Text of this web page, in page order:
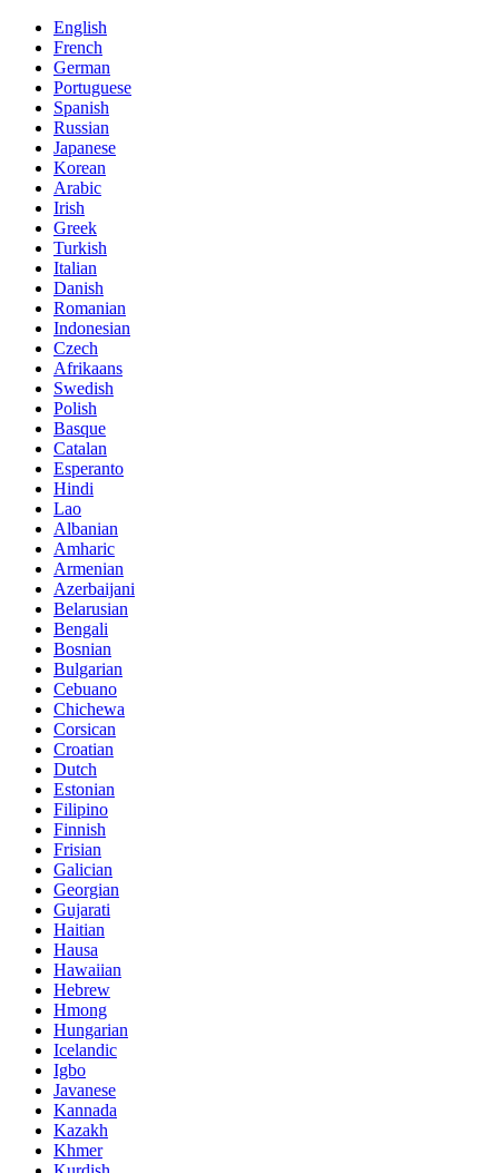
English
French
German
Portuguese
Spanish
Russian
Japanese
Korean
Arabic
Irish
Greek
Turkish
Italian
Danish
Romanian
Indonesian
Czech
Afrikaans
Swedish
Polish
Basque
Catalan
Esperanto
Hindi
Lao
Albanian
Amharic
Armenian
Azerbaijani
Belarusian
Bengali
Bosnian
Bulgarian
Cebuano
Chichewa
Corsican
Croatian
Dutch
Estonian
Filipino
Finnish
Frisian
Galician
Georgian
Gujarati
Haitian
Hausa
Hawaiian
Hebrew
Hmong
Hungarian
Icelandic
Igbo
Javanese
Kannada
Kazakh
Khmer